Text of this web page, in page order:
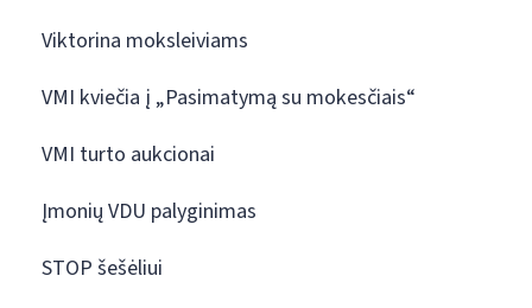
Viktorina moksleiviams
VMI kviečia į „Pasimatymą su mokesčiais“
VMI turto aukcionai
Įmonių VDU palyginimas
STOP šešėliui